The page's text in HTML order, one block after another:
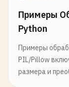
Примеры
Python
Примеры
PIL/Pillow
размера и